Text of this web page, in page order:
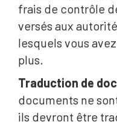
frais de contrôle
versés aux
lesquels vous
plus.
Traduction de
documents ne
ils devront être